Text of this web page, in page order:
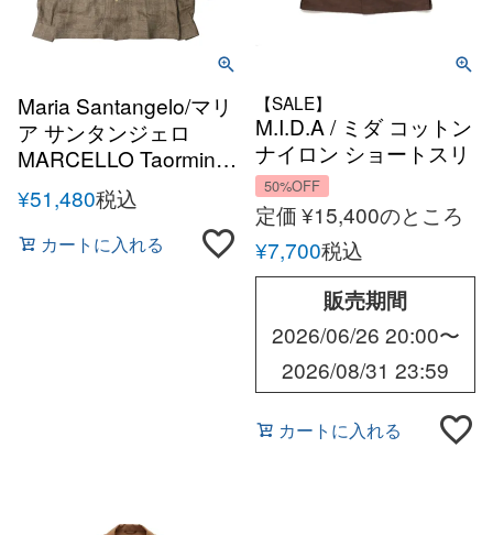
Maria Santangelo/マリ
ア サンタンジェロ
MARCELLO Taormina
リネンシャツジャケッ
ト
¥51,480税込
カートに入れる
【SALE】
M.I.D.A / ミダ コットン
ナイロン ショートスリ
ーブ シャツジャケット
春夏 メンズ イタリア
アメリカ CPO MIDA
50%OFF
定価¥15,400のところ
¥7,700税込
販売期間
2026/06/26 20:00〜
2026/08/31 23:59
カートに入れる